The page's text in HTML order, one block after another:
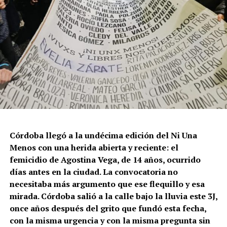
Córdoba llegó a la undécima edición del Ni Una
Menos con una herida abierta y reciente: el
femicidio de Agostina Vega, de 14 años, ocurrido
días antes en la ciudad. La convocatoria no
necesitaba más argumento que ese flequillo y esa
mirada. Córdoba salió a la calle bajo la lluvia este 3J,
once años después del grito que fundó esta fecha,
con la misma urgencia y con la misma pregunta sin